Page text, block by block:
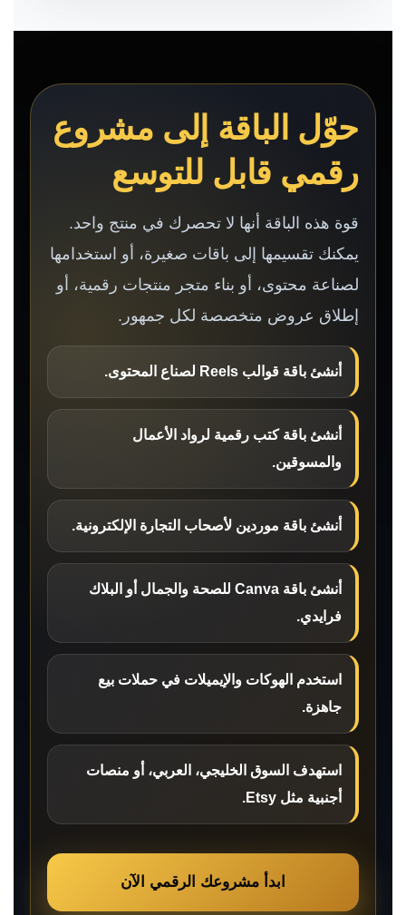
حوّل الباقة إلى مشروع
رقمي قابل للتوسع
قوة هذه الباقة أنها لا تحصرك في منتج واحد.
يمكنك تقسيمها إلى باقات صغيرة، أو استخدامها
لصناعة محتوى، أو بناء متجر منتجات رقمية، أو
إطلاق عروض متخصصة لكل جمهور.
أنشئ باقة قوالب Reels لصناع المحتوى.
أنشئ باقة كتب رقمية لرواد الأعمال
والمسوقين.
أنشئ باقة موردين لأصحاب التجارة الإلكترونية.
أنشئ باقة Canva للصحة والجمال أو البلاك
فرايدي.
استخدم الهوكات والإيميلات في حملات بيع
جاهزة.
استهدف السوق الخليجي، العربي، أو منصات
أجنبية مثل Etsy.
ابدأ مشروعك الرقمي الآن